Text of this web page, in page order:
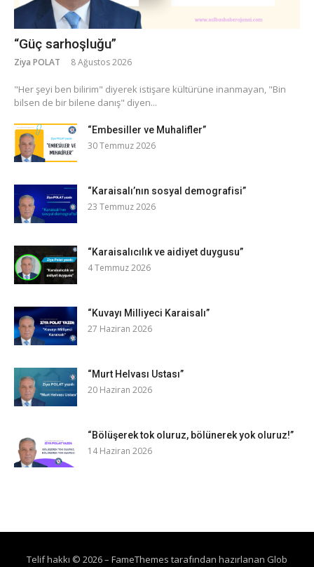
“Güç sarhoşluğu”
Ziya POLAT 8 Ağustos 2026
​"Her şeyi ben bilirim" diyerek istişare kültürüne inanmayan, "Bin
bilsen de bir bilene danış" diyen...
“Embesiller ve Muhalifler”
30 Temmuz 2026
“Karaisalı’nın sosyal demografisi”
23 Temmuz 2026
“Karaisalıcılık ve aidiyet duygusu”
4 Temmuz 2026
“Kuvayı Milliyeci Karaisalı”
27 Haziran 2026
“Murt Helvası Ustası”
20 Haziran 2026
“Bölüşerek tok oluruz, bölünerek yok oluruz!”
14 Haziran 2026
Telif hakkı © 2026– FameThemes tarafından hazırlanan Glob